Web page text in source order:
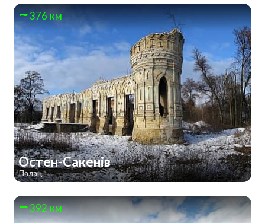
376 км
Остен-Сакенів
Палац
392 км